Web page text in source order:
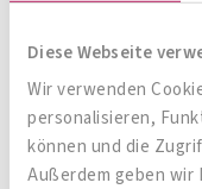
Diese Webseite
Wir verwenden
personalisieren,
können und die
Außerdem geben wir
OMNi-